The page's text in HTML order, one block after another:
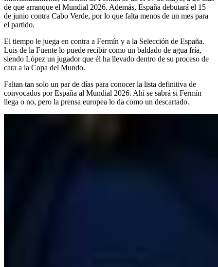
de que arranque el Mundial 2026. Además, España debutará el 15
de junio contra Cabo Verde, por lo que falta menos de un mes para
el partido.
El tiempo le juega en contra a Fermín y a la Selección de España.
Luis de la Fuente lo puede recibir como un baldado de agua fría,
siendo López un jugador que él ha llevado dentro de su proceso de
cara a la Copa del Mundo.
Faltan tan solo un par de días para conocer la lista definitiva de
convocados por España al Mundial 2026. Ahí se sabrá si Fermín
llega o no, pero la prensa europea lo da como un descartado.